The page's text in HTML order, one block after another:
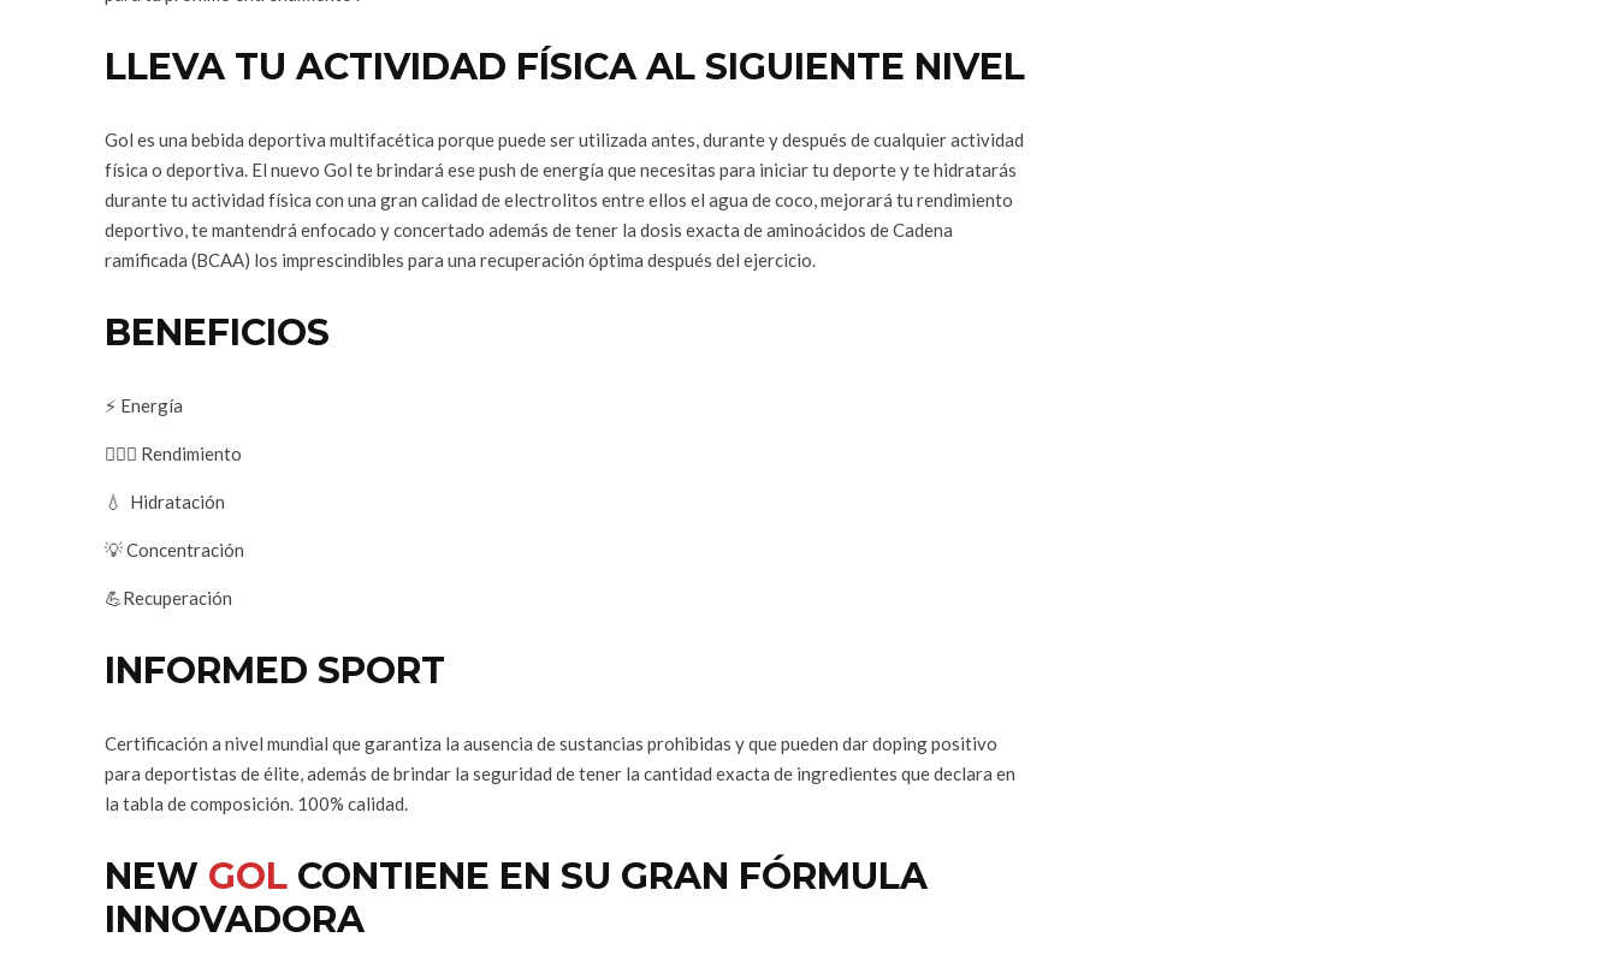
LLEVA TU ACTIVIDAD FÍSICA AL SIGUIENTE NIVEL
Gol es una bebida deportiva multifacética porque puede ser utilizada antes, durante y después de cualquier actividad
física o deportiva. El nuevo Gol te brindará ese push de energía que necesitas para iniciar tu deporte y te hidratarás
durante tu actividad física con una gran calidad de electrolitos entre ellos el agua de coco, mejorará tu rendimiento
deportivo, te mantendrá enfocado y concertado además de tener la dosis exacta de aminoácidos de Cadena
ramificada (BCAA) los imprescindibles para una recuperación óptima después del ejercicio.
BENEFICIOS
⚡️ Energía
🏃🏻‍♂️ Rendimiento
💧 Hidratación
💡 Concentración
💪Recuperación
INFORMED SPORT
Certificación a nivel mundial que garantiza la ausencia de sustancias prohibidas y que pueden dar doping positivo
para deportistas de élite, además de brindar la seguridad de tener la cantidad exacta de ingredientes que declara en
la tabla de composición. 100% calidad.
NEW GOL CONTIENE EN SU GRAN FÓRMULA
INNOVADORA